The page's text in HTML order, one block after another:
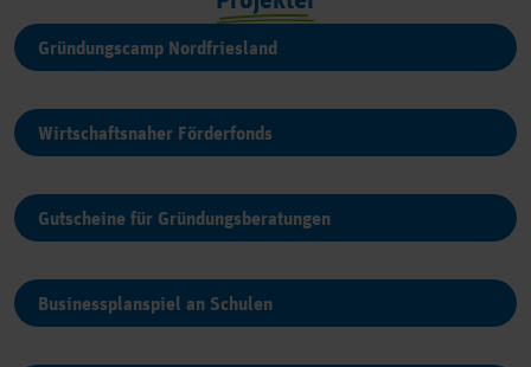
Gründungscamp Nordfriesland
Wirtschaftsnaher Förderfonds
Gutscheine für Gründungsberatungen
Businessplanspiel an Schulen